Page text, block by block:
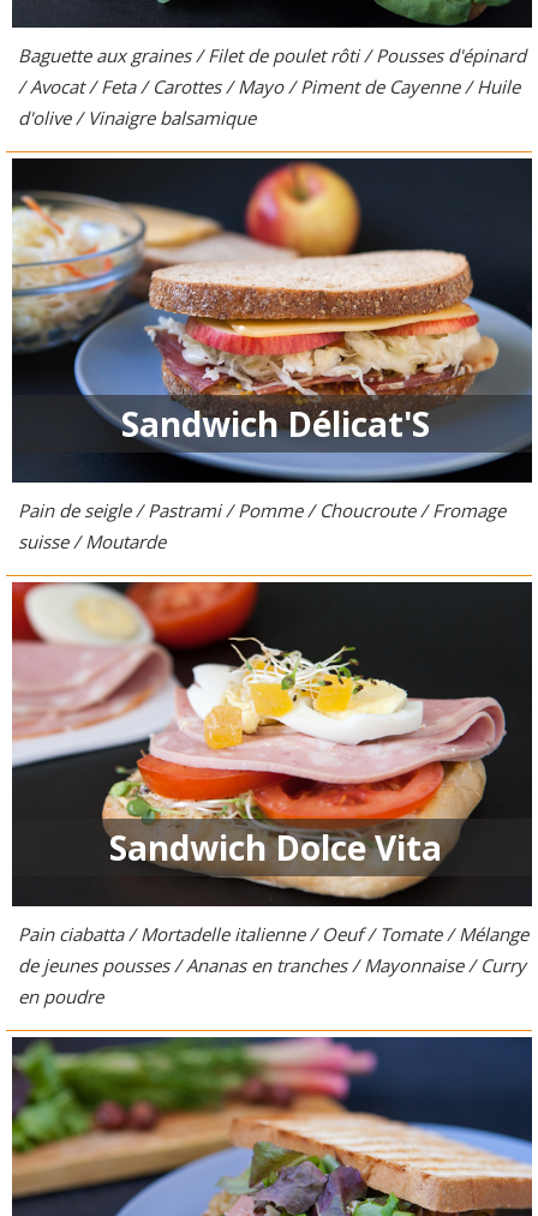
Baguette aux graines / Filet de poulet rôti / Pousses d'épinard
/ Avocat / Feta / Carottes / Mayo / Piment de Cayenne / Huile
d'olive / Vinaigre balsamique
Sandwich Délicat'S
Pain de seigle / Pastrami / Pomme / Choucroute / Fromage
suisse / Moutarde
Sandwich Dolce Vita
Pain ciabatta / Mortadelle italienne / Oeuf / Tomate / Mélange
de jeunes pousses / Ananas en tranches / Mayonnaise / Curry
en poudre